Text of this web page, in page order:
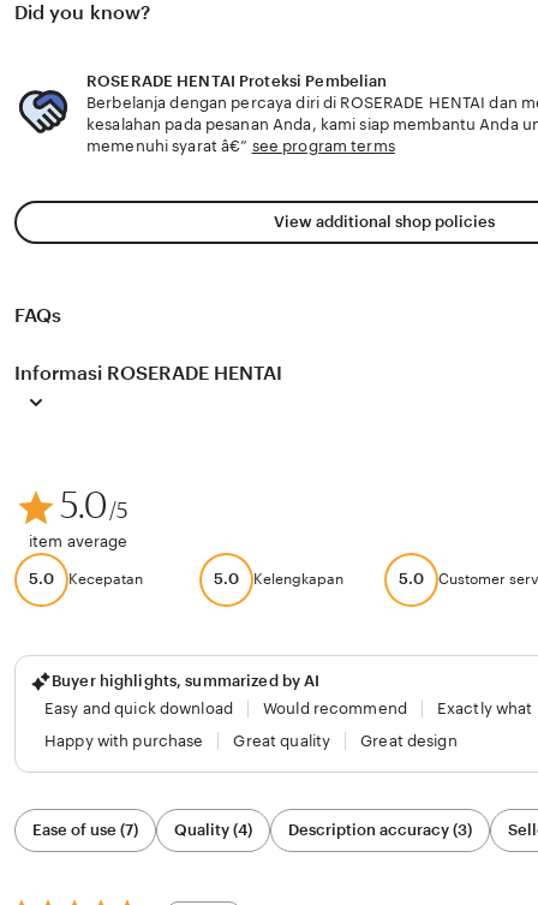
Did you know?
ROSERADE HENTAI Proteksi Pembelian
Berbelanja dengan percaya diri di ROSERADE HENTAI dan
kesalahan pada pesanan Anda, kami siap membantu Anda
memenuhi syarat â€” see program terms
View additional shop policies
FAQs
Informasi ROSERADE HENTAI
5.0/5
item average
5.0 Kecepatan 5.0 Kelengkapan 5.0 Customer
Buyer highlights, summarized by AI
Easy and quick download
Would recommend
Exactly what
Happy with purchase
Great quality Great design
Filter
by
category
Ease of use (7) Quality (4) Description accuracy (3)